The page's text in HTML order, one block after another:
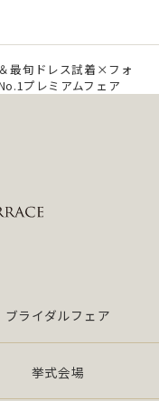
最旬ドレス試着×フォ
プレミアムフェア
ブライダルフェア
挙式会場